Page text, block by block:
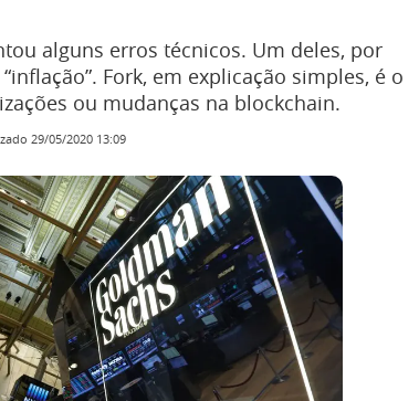
alguns erros técnicos. Um deles, por
Fork, em explicação simples, é o
ou mudanças na blockchain.
29/05/2020 13:09